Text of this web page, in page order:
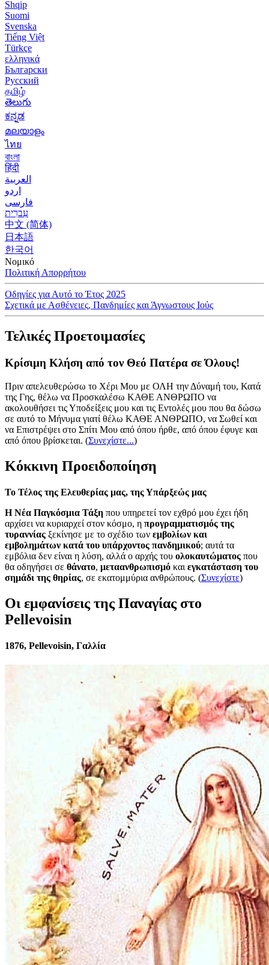
Shqip
Suomi
Svenska
Tiếng Việt
Türkçe
ελληνικά
Български
Русский
தமிழ்
తెలుగు
ಕನ್ನಡ
മലയാളം
ไทย
বাংলা
हिंदी
العربية
اردو
فارسی
עִברִית
中文 (简体)
日本語
한국어
Νομικό
Πολιτική Απορρήτου
Οδηγίες για Αυτό το Έτος 2025
Σχετικά με Ασθένειες, Πανδημίες και Άγνωστους Ιούς
Τελικές Προετοιμασίες
Κρίσιμη Κλήση από τον Θεό Πατέρα σε Όλους!
Πριν απελευθερώσω το Χέρι Μου με ΟΛΗ την Δύναμή του, Κατά
της Γης, θέλω να Προσκαλέσω ΚΑΘΕ ΑΝΘΡΩΠΟ να
ακολουθήσει τις Υποδείξεις μου και τις Εντολές μου που θα δώσω
σε αυτό το Μήνυμα γιατί θέλω ΚΑΘΕ ΑΝΘΡΩΠΟ, να Σωθεί και
να Επιστρέψει στο Σπίτι Μου από όπου ήρθε, από όπου έφυγε και
από όπου βρίσκεται. (Συνεχίστε...)
Κόκκινη Προειδοποίηση
Το Τέλος της Ελευθερίας μας, της Υπάρξεώς μας
Η Νέα Παγκόσμια Τάξη που υπηρετεί τον εχθρό μου έχει ήδη
αρχίσει να κυριαρχεί στον κόσμο, η προγραμματισμός της
τυραννίας ξεκίνησε με το σχέδιο των εμβολίων και
εμβολημάτων κατά του υπάρχοντος πανδημικού; αυτά τα
εμβόλια δεν είναι η λύση, αλλά ο αρχής του ολοκαυτώματος που
θα οδηγήσει σε θάνατο, μεταανθρωπισμό και εγκατάσταση του
σημάδι της θηρίας, σε εκατομμύρια ανθρώπους. (Συνεχίστε)
Οι εμφανίσεις της Παναγίας στο
Pellevoisin
1876, Pellevoisin, Γαλλία